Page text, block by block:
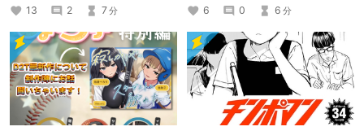
13
2 7分
6
0 6 分